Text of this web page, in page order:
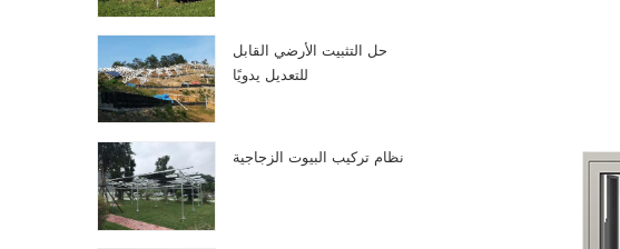
حل التثبيت الأرضي القابل
للتعديل يدويًا
نظام تركيب البيوت الزجاجية